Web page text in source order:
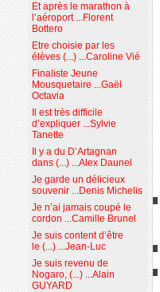
Et après le marathon à
l’aéroport ...Florent
Bottero
Etre choisie par les
élèves (...) ...Caroline Vié
Finaliste Jeune
Mousquetaire ...Gaël
Octavia
Il est très difficile
d’expliquer ...Sylvie
Tanette
Il y a du D’Artagnan
dans (...) ...Alex Daunel
Je garde un délicieux
souvenir ...Denis Michelis
Je n’ai jamais coupé le
cordon ...Camille Brunel
Je suis content d’être
le (...) ...Jean-Luc
Je suis revenu de
Nogaro, (...) ...Alain
GUYARD